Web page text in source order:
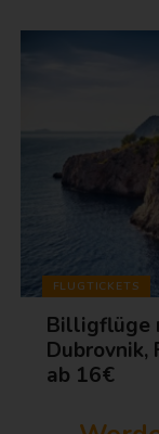
FLUGTICKETS
Billigflüge
Dubrovnik,
ab 16€